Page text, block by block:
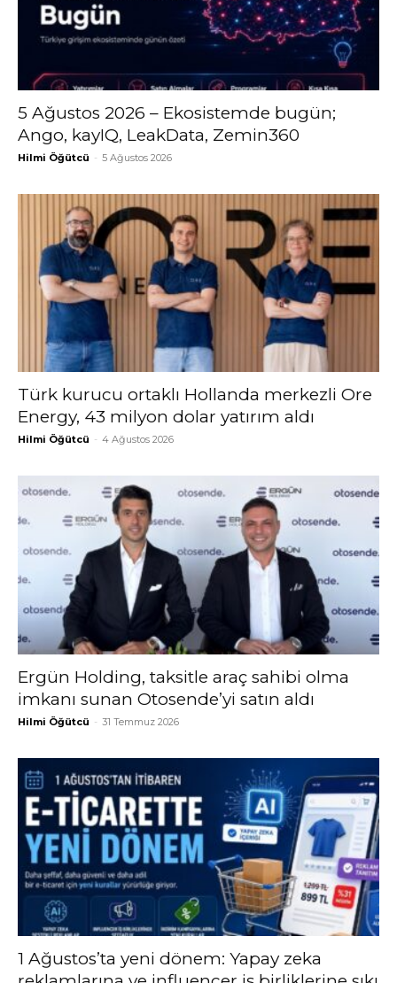
5 Ağustos 2026 – Ekosistemde bugün;
Ango, kayIQ, LeakData, Zemin360
Hilmi Öğütcü - 5 Ağustos 2026
Türk kurucu ortaklı Hollanda merkezli Ore
Energy, 43 milyon dolar yatırım aldı
Hilmi Öğütcü - 4 Ağustos 2026
Ergün Holding, taksitle araç sahibi olma
imkanı sunan Otosende’yi satın aldı
Hilmi Öğütcü - 31 Temmuz 2026
1 Ağustos’ta yeni dönem: Yapay zeka